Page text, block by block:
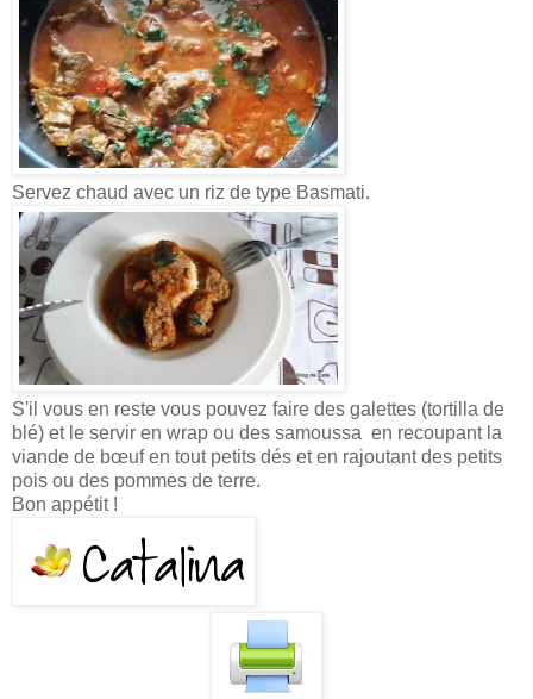
Servez chaud avec un riz de type Basmati.
S'il vous en reste vous pouvez faire des galettes (tortilla de
blé) et le servir en wrap ou des samoussa en recoupant la
viande de bœuf en tout petits dés et en rajoutant des petits
pois ou des pommes de terre.
Bon appétit !